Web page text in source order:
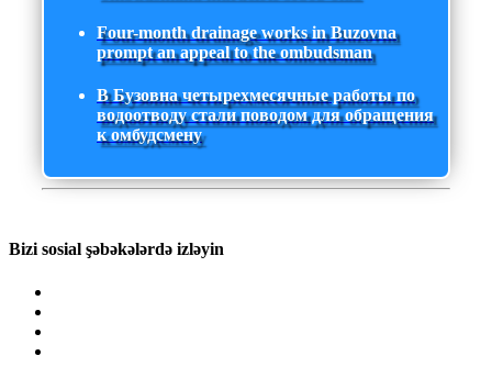
Four-month drainage works in Buzovna
prompt an appeal to the ombudsman
В Бузовна четырехмесячные работы по
водоотводу стали поводом для обращения
к омбудсмену
Bizi sosial şəbəkələrdə izləyin